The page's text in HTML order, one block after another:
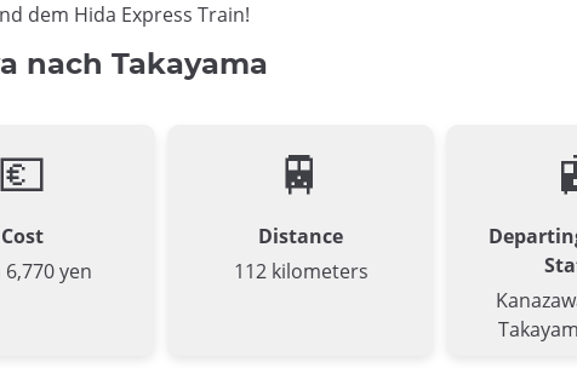
dem Hida Express Train!
nach Takayama
💶
Cost
yen
🚆
Distance
112 kilometers